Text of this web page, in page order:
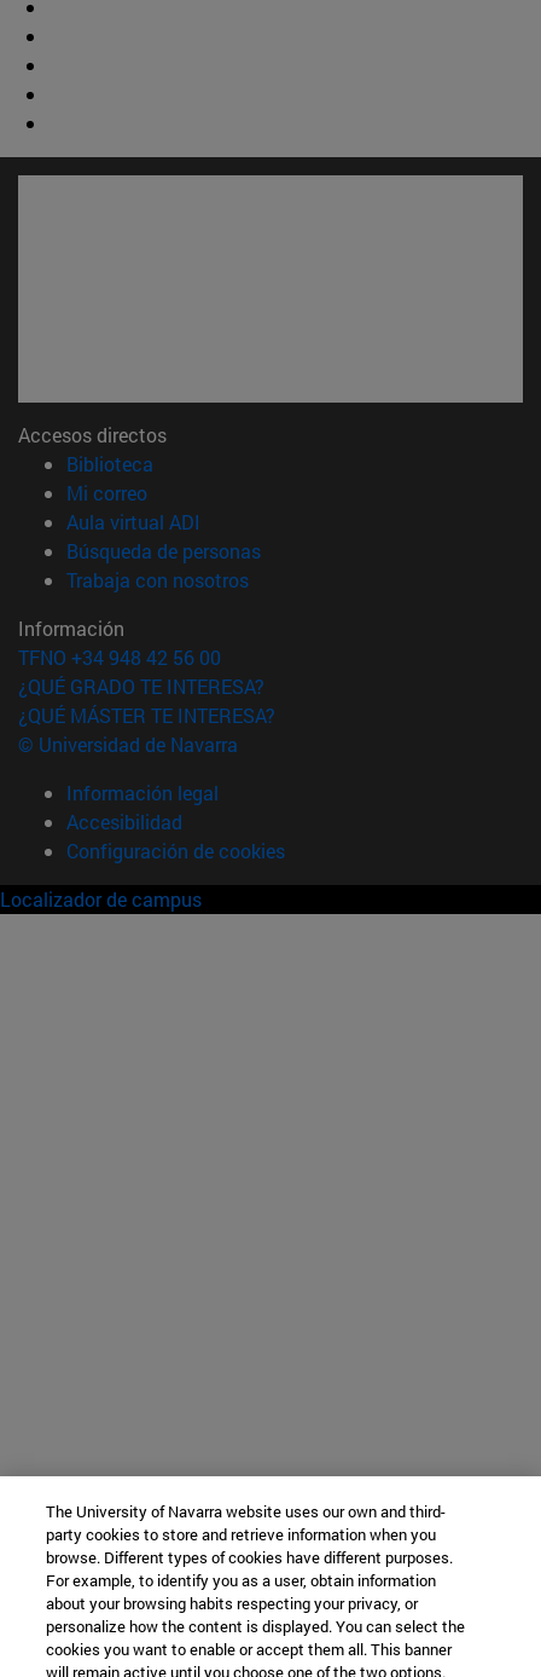
Accesos directos
Biblioteca
Mi correo(abre en nueva ventana)
Aula virtual ADI
Búsqueda de personas(abre en nueva ventana)
Trabaja con nosotros(abre en nueva ventana)
Información
TFNO +34 948 42 56 00
¿QUÉ GRADO TE INTERESA?
¿QUÉ MÁSTER TE INTERESA?
© Universidad de Navarra
Información legal
Accesibilidad
Configuración de cookies
Localizador de campus
The University of Navarra website uses our own and third-
party cookies to store and retrieve information when you
browse. Different types of cookies have different purposes.
For example, to identify you as a user, obtain information
about your browsing habits respecting your privacy, or
personalize how the content is displayed. You can select the
cookies you want to enable or accept them all. This banner
will remain active until you choose one of the two options.